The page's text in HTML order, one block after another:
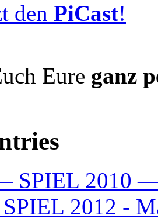
den PiCast!
Eure ganz
SPIEL 2010
2012 -